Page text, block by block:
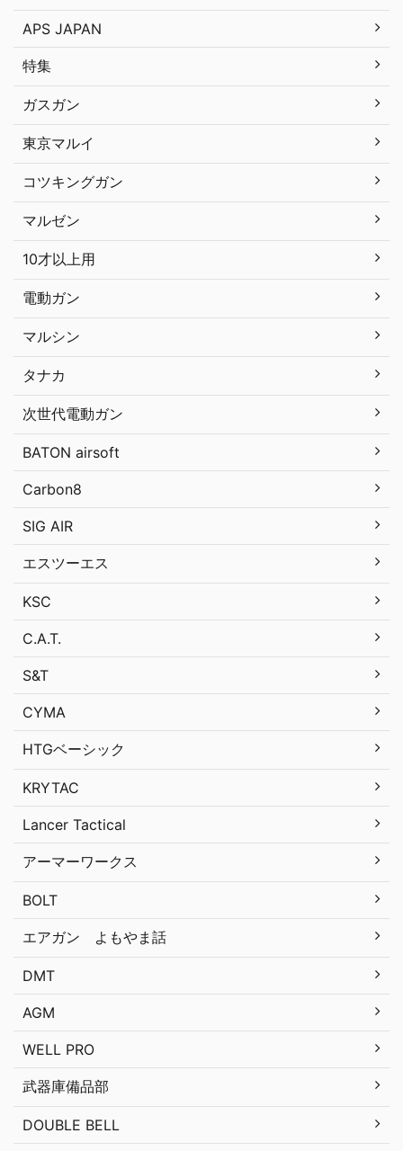
APS JAPAN
特集
ガスガン
東京マルイ
コツキングガン
マルゼン
10才以上用
電動ガン
マルシン
タナカ
次世代電動ガン
BATON airsoft
Carbon8
SIG AIR
エスツーエス
KSC
C.A.T.
S&T
CYMA
HTGベーシック
KRYTAC
Lancer Tactical
アーマーワークス
BOLT
エアガン よもやま話
DMT
AGM
WELL PRO
武器庫備品部
DOUBLE BELL